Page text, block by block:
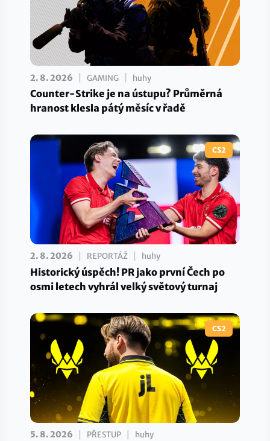
2. 8. 2026 GAMING huhy
Counter-Strike je na ústupu? Průměrná
hranost klesla pátý měsíc v řadě
CS2
2. 8. 2026 REPORTÁŽ huhy
Historický úspěch! PR jako první Čech po
osmi letech vyhrál velký světový turnaj
CS2
5. 8. 2026 PŘESTUP huhy